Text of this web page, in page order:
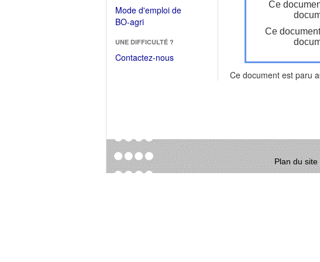
dans
une
fenêtre)
Mode d'emploi de
BO-agri(Ouvrir
une
nouvelle
UNE DIFFICULTÉ ?
Contactez-nous
Ce
Ce
Ce document est paru
Plan du site